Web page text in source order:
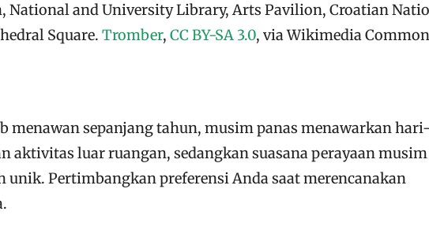
National and University Library, Arts Pavilion, Croatian
Square. Tromber, CC BY-SA 3.0, via Wikimedia
menawan sepanjang tahun, musim panas menawarkan
aktivitas luar ruangan, sedangkan suasana perayaan musim
unik. Pertimbangkan preferensi Anda saat merencanakan